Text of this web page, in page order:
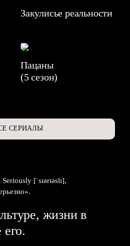
Закулисье реальности
Пацаны
(5 сезон)
СЕРИАЛЫ
[ˈsɪərɪəslɪ],
жизни в